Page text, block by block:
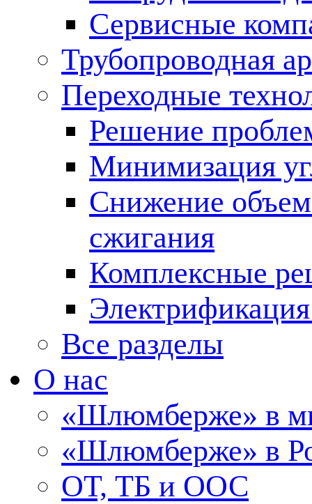
Сервисные
Трубопроводная
Переходные
Решение
Минимизация
Снижение
сжигания
Комплексные
Все разделы
О нас
«Шлюмберже» в
«Шлюмберже» в
ОТ, ТБ и ООС